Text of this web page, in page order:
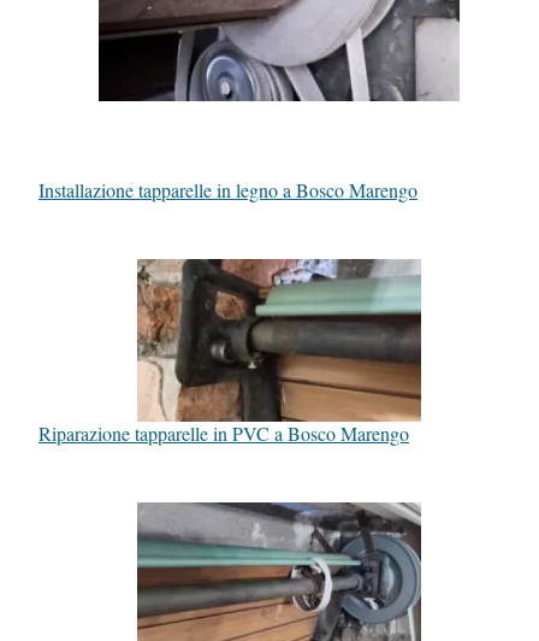
Installazione tapparelle in legno a Bosco Marengo
Riparazione tapparelle in PVC a Bosco Marengo